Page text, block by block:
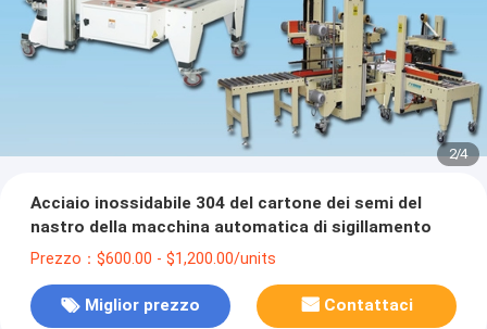
2/4
Acciaio inossidabile 304 del cartone dei semi del
nastro della macchina automatica di sigillamento
Prezzo：$600.00 - $1,200.00/units
Miglior prezzo Contattaci